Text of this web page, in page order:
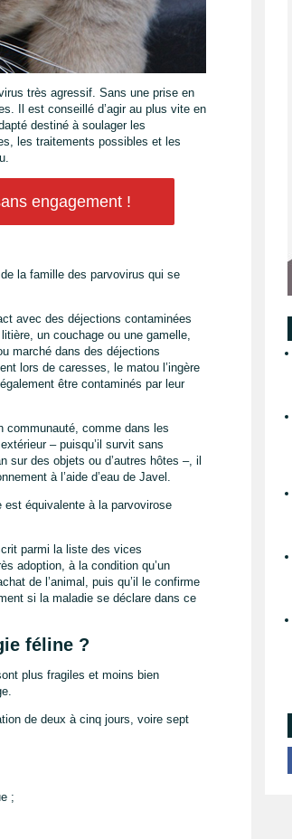
très agressif. Sans une prise en
Il est conseillé d’agir au plus vite en
destiné à soulager les
les traitements possibles et les
engagement !
la famille des parvovirus qui se
avec des déjections contaminées
un couchage ou une gamelle,
marché dans des déjections
lors de caresses, le matou l’ingère
être contaminés par leur
communauté, comme dans les
– puisqu’il survit sans
sur des objets ou d’autres hôtes –, il
à l’aide d’eau de Javel.
est équivalente à la parvovirose
parmi la liste des vices
adoption, à la condition qu’un
de l’animal, puis qu’il le confirme
si la maladie se déclare dans ce
féline ?
plus fragiles et moins bien
de deux à cinq jours, voire sept
;